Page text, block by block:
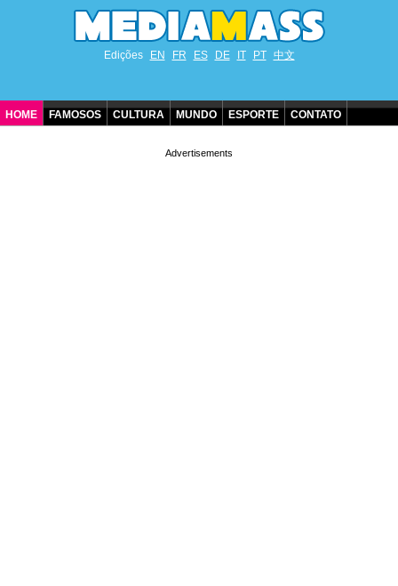
Edições EN FR ES DE IT PT 中文
HOME FAMOSOS CULTURA MUNDO ESPORTE CONTATO